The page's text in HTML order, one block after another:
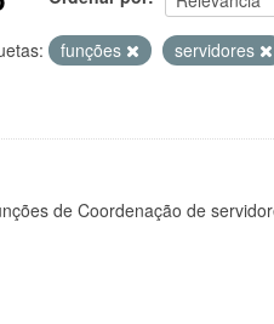
funções
servidores
de Coordenação de